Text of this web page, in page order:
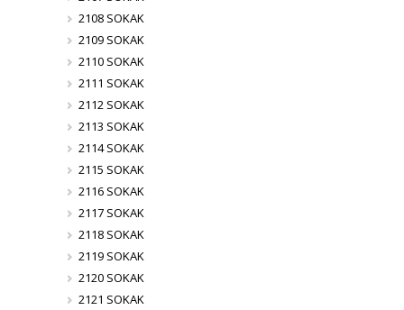
2108 SOKAK
2109 SOKAK
2110 SOKAK
2111 SOKAK
2112 SOKAK
2113 SOKAK
2114 SOKAK
2115 SOKAK
2116 SOKAK
2117 SOKAK
2118 SOKAK
2119 SOKAK
2120 SOKAK
2121 SOKAK